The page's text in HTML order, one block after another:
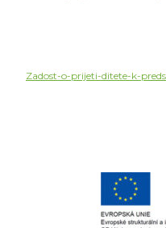
Zadost-o-prijeti-ditete-k-